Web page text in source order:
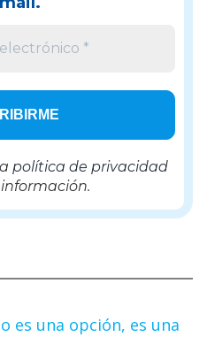
política de privacidad
es una opción, es una